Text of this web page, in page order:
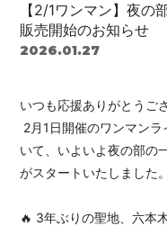
SHOP
BLOG
【2/1ワンマン】夜の
販売開始のお知らせ
2026.01.27
いつも応援ありがとうご
2月1日開催のワンマン
いて、いよいよ夜の部の
がスタートいたしました。
🔥 3年ぶりの聖地、六本